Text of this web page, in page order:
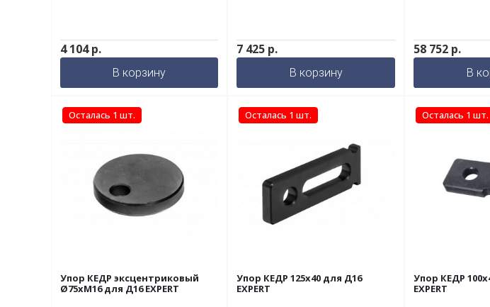
4 104р.
В корзину
7 425 р.
В корзину
58 752 р.
В
Осталась 1 шт.
Упор КЕДР эксцентриковый
Ø75xМ16 для Д16 EXPERT
Осталась 1 шт.
Упор КЕДР 125х40 для Д16
EXPERT
Осталась 1 шт.
Упор КЕДР
EXPERT